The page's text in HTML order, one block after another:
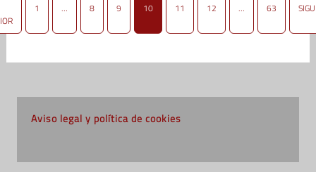
1 … 8 9 10 11 12 … 63
Aviso legal y política de cookies